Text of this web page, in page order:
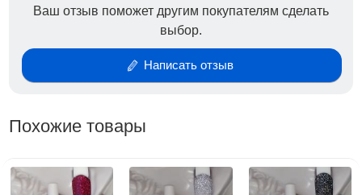
Ваш отзыв поможет другим покупателям сделать
выбор.
Написать отзыв
Похожие товары